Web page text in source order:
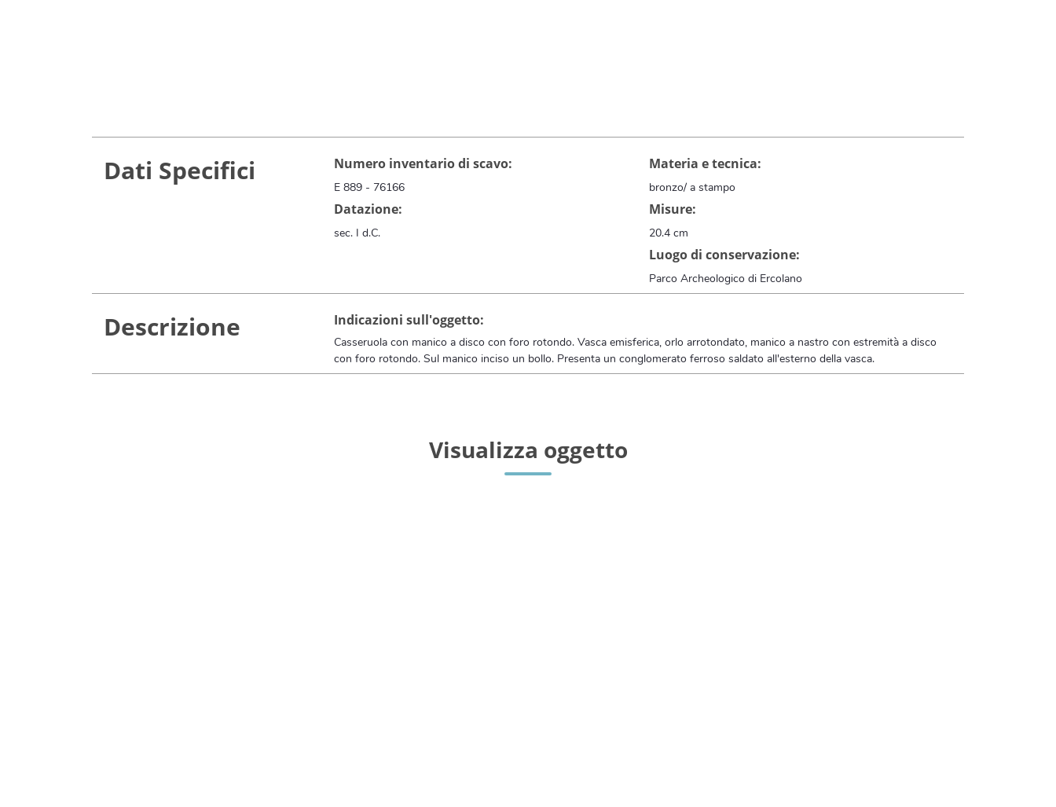
Dati Specifici Numero inventario di scavo:
E 889 - 76166
Datazione:
sec. I d.C.
Materia e tecnica:
bronzo/ a stampo
Misure:
20.4 cm
Luogo di conservazione:
Parco Archeologico di Ercolano
Descrizione Indicazioni sull'oggetto:
Casseruola con manico a disco con foro rotondo. Vasca emisferica, orlo arrotondato, manico a nastro con estremità a disco
con foro rotondo. Sul manico inciso un bollo. Presenta un conglomerato ferroso saldato all'esterno della vasca.
Visualizza oggetto